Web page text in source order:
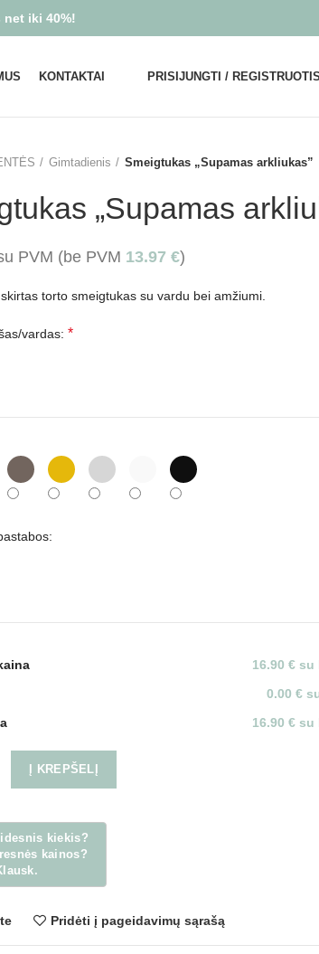
KONTAKTAI PRISIJUNGTI / REGISTRUOTIS
Gimtadienis Smeigtukas „Supamas arkliukas”
„Supamas
PVM (be PVM 13.97 €)
torto smeigtukas su vardu bei amžiumi.
vardas: *
16.90 € su
0.00 €
16.90 € su
Į KREPŠELĮ
Pridėti į pageidavimų sąrašą
iki 40%!